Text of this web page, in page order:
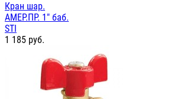
Кран шар.
АМЕР.ПР. 1" баб.
STI
1 185 руб.